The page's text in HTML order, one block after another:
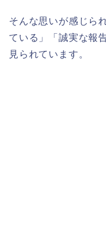
そんな思いが感じら
ている」「誠実な報
見られています。